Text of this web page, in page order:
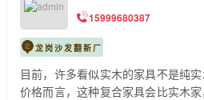
15999680387
龙岗沙发翻新厂
目前，许多看似实木的家具不是纯
价格而言，这种复合家具会比实木